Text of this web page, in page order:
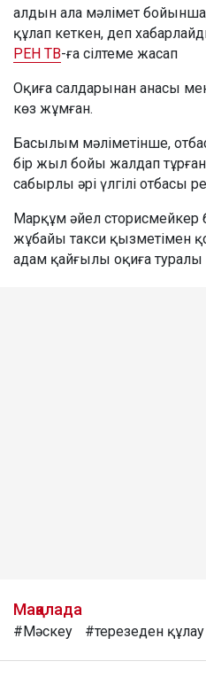
алдын ала мәлімет
құлап кеткен, деп
РЕН ТВ-ға сілтеме жасап
Оқиға салдарынан анасы
көз жұмған.
Басылым мәліметінше,
бір жыл бойы жалдап
сабырлы әрі үлгілі отбасы
Марқұм әйел сторисмейкер
жұбайы такси қызметімен
адам қайғылы оқиға туралы
Мақалада
#Мәскеу #терезеден құлау